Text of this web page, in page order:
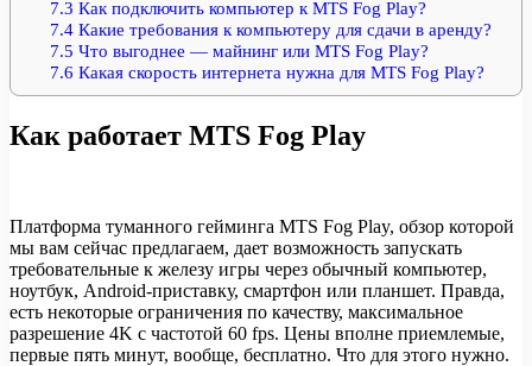
7.3 Как подключить компьютер к MTS Fog Play?
7.4Какие требования к компьютеру для сдачи в аренду?
7.5 Что выгоднее — майнинг или MTS Fog Play?
7.6 Какая скорость интернета нужна для MTS Fog Play?
Как работает MTS Fog Play
Платформа туманного гейминга MTS Fog Play, обзор которой
мы вам сейчас предлагаем, дает возможность запускать
требовательные к железу игры через обычный компьютер,
ноутбук, Android-приставку, смартфон или планшет. Правда,
есть некоторые ограничения по качеству, максимальное
разрешение 4K с частотой 60 fps. Цены вполне приемлемые,
первые пять минут, вообще, бесплатно. Что для этого нужно.